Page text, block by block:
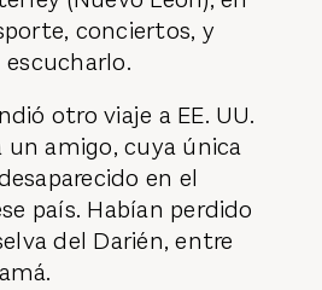
conciertos, y
otro viaje a EE. UU.
amigo, cuya única
en el
país. Habían perdido
del Darién, entre